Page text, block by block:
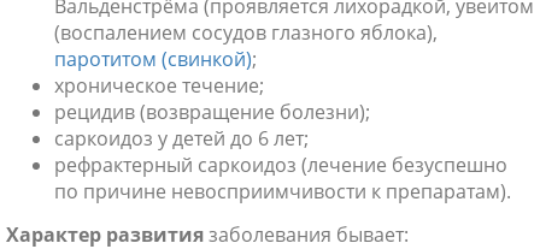
Вальденстрёма (проявляется лихорадкой, увеитом
(воспалением сосудов глазного яблока),
паротитом (свинкой);
хроническое течение;
рецидив (возвращение болезни);
саркоидоз у детей до 6 лет;
рефрактерный саркоидоз (лечение безуспешно
по причине невосприимчивости к препаратам).
Характер развитиязаболевания бывает: